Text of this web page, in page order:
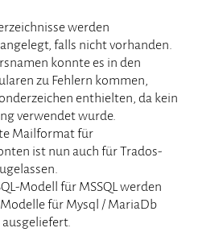
werden
falls nicht vorhanden.
konnte es in den
zu Fehlern kommen,
enthielten, da kein
verwendet wurde.
Mailformat für
ist nun auch für Trados-
Modell für MSSQL werden
für Mysql / MariaDb